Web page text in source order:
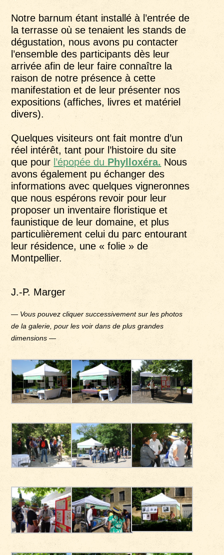
Notre barnum étant installé à l’entrée de
la terrasse où se tenaient les stands de
dégustation, nous avons pu contacter
l’ensemble des participants dès leur
arrivée afin de leur faire connaître la
raison de notre présence à cette
manifestation et de leur présenter nos
expositions (affiches, livres et matériel
divers).
Quelques visiteurs ont fait montre d’un
réel intérêt, tant pour l’histoire du site
que pour l’épopée du Phylloxéra. Nous
avons également pu échanger des
informations avec quelques vigneronnes
que nous espérons revoir pour leur
proposer un inventaire floristique et
faunistique de leur domaine, et plus
particulièrement celui du parc entourant
leur résidence, une « folie » de
Montpellier.
J.-P. Marger
— Vous pouvez cliquer successivement sur les photos
de la galerie, pour les voir dans de plus grandes
dimensions —